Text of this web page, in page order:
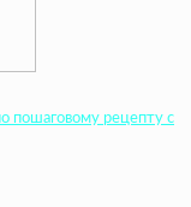
пошаговому рецепту с